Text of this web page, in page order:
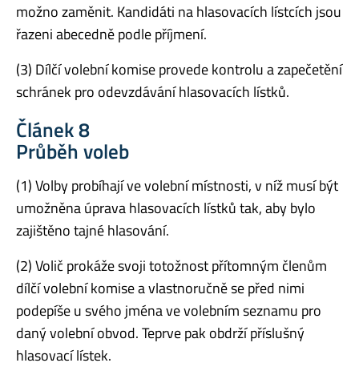
možno zaměnit. Kandidáti na hlasovacích lístcích jsou
řazeni abecedně podle příjmení.
(3) Dílčí volební komise provede kontrolu a zapečetění
schránek pro odevzdávání hlasovacích lístků.
Článek 8
Průběh voleb
(1) Volby probíhají ve volební místnosti, v níž musí být
umožněna úprava hlasovacích lístků tak, aby bylo
zajištěno tajné hlasování.
(2) Volič prokáže svoji totožnost přítomným členům
dílčí volební komise a vlastnoručně se před nimi
podepíše u svého jména ve volebním seznamu pro
daný volební obvod. Teprve pak obdrží příslušný
hlasovací lístek.